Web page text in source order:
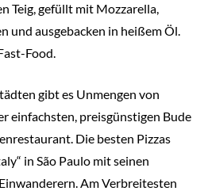
Teig, gefüllt mit Mozzarella,
und ausgebacken in heißem Öl.
Food.
gibt es Unmengen von
einfachsten, preisgünstigen Bude
Die besten Pizzas
in São Paulo mit seinen
Am Verbreitesten